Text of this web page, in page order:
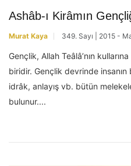
Ashâb-ı Kirâmın
Murat Kaya 349. Sayı | 2015 -
Gençlik, Allah Teâlâ’nın
biridir. Gençlik devrinde insanın
idrâk, anlayış vb. bütün
bulunur....